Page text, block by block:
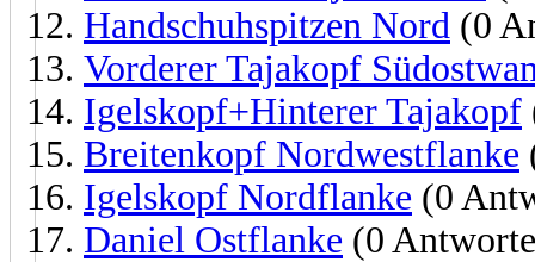
Handschuhspitzen Nord (0
Vorderer Tajakopf
Igelskopf+Hinterer Tajakopf
Breitenkopf Nordwestflanke
Igelskopf Nordflanke (0
Daniel Ostflanke (0